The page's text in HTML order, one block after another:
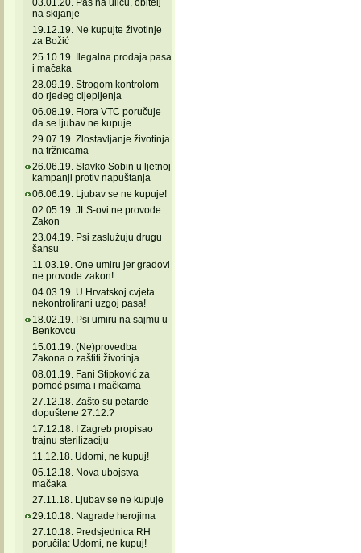
03.01.20. Pas na ulicu, obitelj
na skijanje
19.12.19. Ne kupujte životinje
za Božić
25.10.19. Ilegalna prodaja pasa
i mačaka
28.09.19. Strogom kontrolom
do rjeđeg cijepljenja
06.08.19. Flora VTC poručuje
da se ljubav ne kupuje
29.07.19. Zlostavljanje životinja
na tržnicama
26.06.19. Slavko Sobin u ljetnoj
kampanji protiv napuštanja
06.06.19. Ljubav se ne kupuje!
02.05.19. JLS-ovi ne provode
Zakon
23.04.19. Psi zaslužuju drugu
šansu
11.03.19. One umiru jer gradovi
ne provode zakon!
04.03.19. U Hrvatskoj cvjeta
nekontrolirani uzgoj pasa!
18.02.19. Psi umiru na sajmu u
Benkovcu
15.01.19. (Ne)provedba
Zakona o zaštiti životinja
08.01.19. Fani Stipković za
pomoć psima i mačkama
27.12.18. Zašto su petarde
dopuštene 27.12.?
17.12.18. I Zagreb propisao
trajnu sterilizaciju
11.12.18. Udomi, ne kupuj!
05.12.18. Nova ubojstva
mačaka
27.11.18. Ljubav se ne kupuje
29.10.18. Nagrade herojima
27.10.18. Predsjednica RH
poručila: Udomi, ne kupuj!